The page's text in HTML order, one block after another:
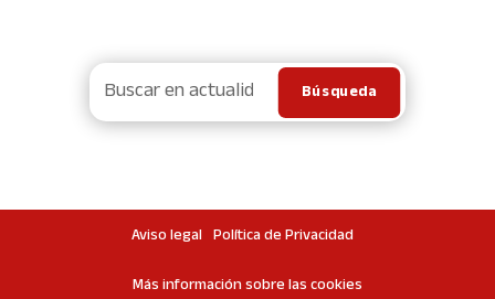
Aviso legal Política de Privacidad
Más información sobre las cookies